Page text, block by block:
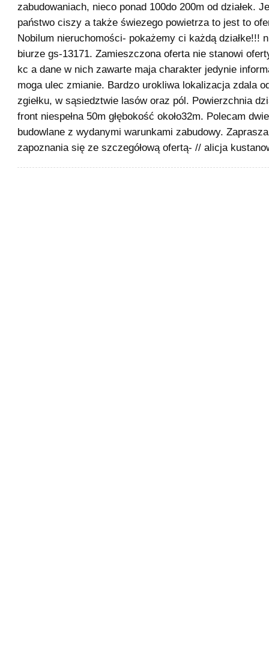
zabudowaniach, nieco ponad 100do 200m od działek.
państwo ciszy a także świezego powietrza to jest to
Nobilum nieruchomości- pokażemy ci każdą działke!!!
biurze gs-13171. Zamieszczona oferta nie stanowi
kc a dane w nich zawarte maja charakter jedynie
moga ulec zmianie. Bardzo urokliwa lokalizacja zdala
zgiełku, w sąsiedztwie lasów oraz pól. Powierzchnia
front niespełna 50m głębokość około32m. Polecam
budowlane z wydanymi warunkami zabudowy.
zapoznania się ze szczegółową ofertą- // alicja